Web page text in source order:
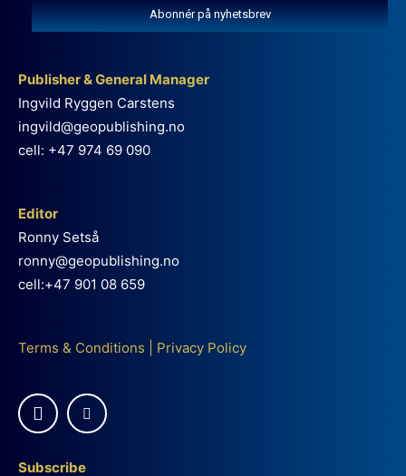
Abonnér på nyhetsbrev
Publisher & General Manager
Ingvild Ryggen Carstens
ingvild@geopublishing.no
cell: +47 974 69 090
Editor
Ronny Setså
ronny@geopublishing.no
cell:+47 901 08 659
Terms & Conditions Privacy Policy
Subscribe